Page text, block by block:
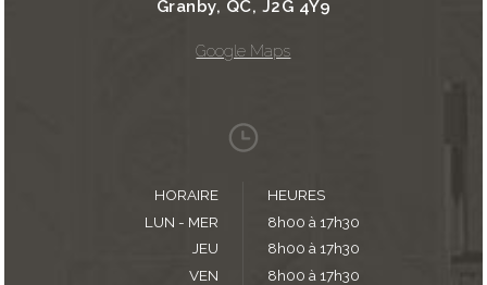
Granby, QC, J2G 4Y9
Google Maps
HORAIRE
HEURES
LUN - MER
8h00 à 17h30
JEU
8h00 à 17h30
VEN
8h00 à 17h30